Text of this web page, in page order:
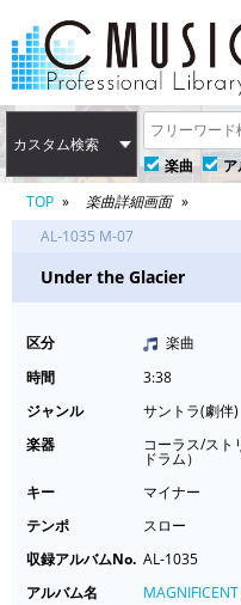
カスタム検索
楽曲
ア
TOP
楽曲詳細画面
AL-1035 M-07
Under the Glacier
区分
楽曲
時間
3:38
ジャンル
サントラ(劇伴
楽器
コーラス/スト
ドラム）
キー
マイナー
テンポ
スロー
収録アルバムNo. AL-1035
アルバム名